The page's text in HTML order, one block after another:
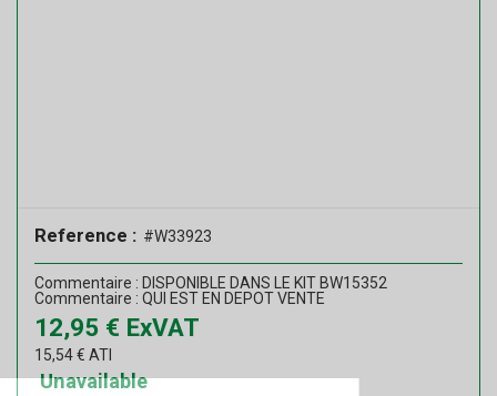
Reference : #W33923
Commentaire : DISPONIBLE DANS LE KIT BW15352
Commentaire : QUI EST EN DEPOT VENTE
12,95 € ExVAT
15,54€ ATI
Unavailable